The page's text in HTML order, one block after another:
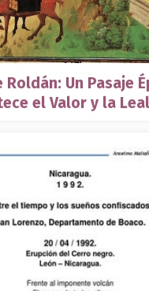
Roldán: Un Pasaje
el Valor y la